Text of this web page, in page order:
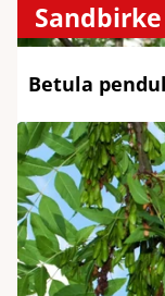
Sandbirke
Betula